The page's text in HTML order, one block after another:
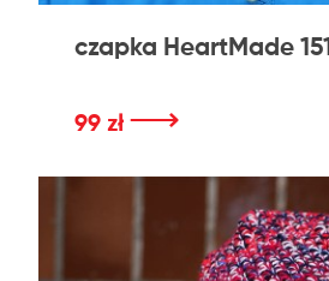
czapka HeartMade 151
99 zł ⟶